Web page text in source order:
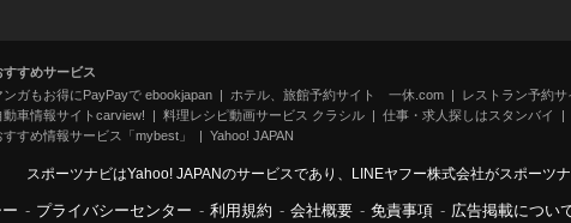
すすめサービス
ンガもお得にPayPayで ebookjapan
ホテル、旅館予約サイト 一休.com
レストラン予約
動車情報サイトcarview!
料理レシピ動画サービス クラシル 仕事・求人探しはスタンバイ
すすめ情報サービス「mybest」
Yahoo! JAPAN
スポーツナビはYahoo! JAPANのサービスであり、LINEヤフー株式会社がスポーツ
- プライバシーセンター - 利用規約 - 会社概要 - 免責事項 - 広告掲載につい